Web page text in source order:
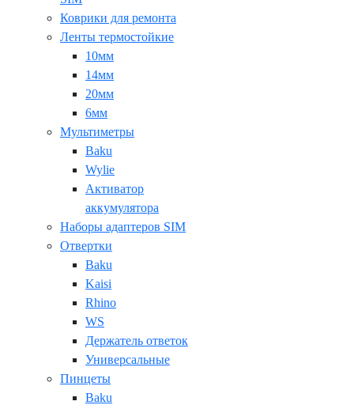
Коврики для ремонта
Ленты термостойкие
10мм
14мм
20мм
6мм
Мультиметры
Baku
Wylie
Активатор
аккумулятора
Наборы адаптеров SIM
Отвертки
Baku
Kaisi
Rhino
WS
Держатель ответок
Универсальные
Пинцеты
Baku